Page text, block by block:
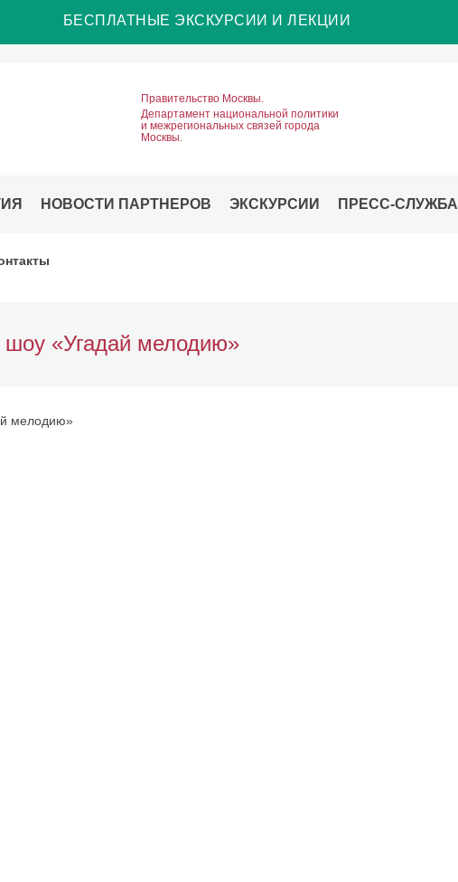
БЕСПЛАТНЫЕ ЭКСКУРСИИ И ЛЕКЦИИ
Правительство Москвы.
Департамент национальной политики
и межрегиональных связей города
Москвы.
НОВОСТИ ПАРТНЕРОВ ЭКСКУРСИИ ПРЕСС-СЛУЖБА
«Угадай мелодию»
мелодию»